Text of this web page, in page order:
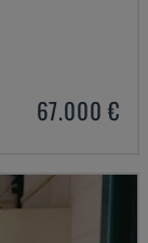
67.000 €